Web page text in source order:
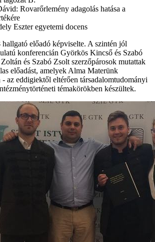
Rovarőrlemény adagolás hatása a
Eszter egyetemi docens
előadó képviselte. A szintén jól
konferencián Györkös Kincső és Szabó
és Szabó Zsolt szerzőpárosok mutattak
előadást, amelyek Alma Materünk
az eddigiektől eltérően társadalomtudományi
témakörökben készültek.